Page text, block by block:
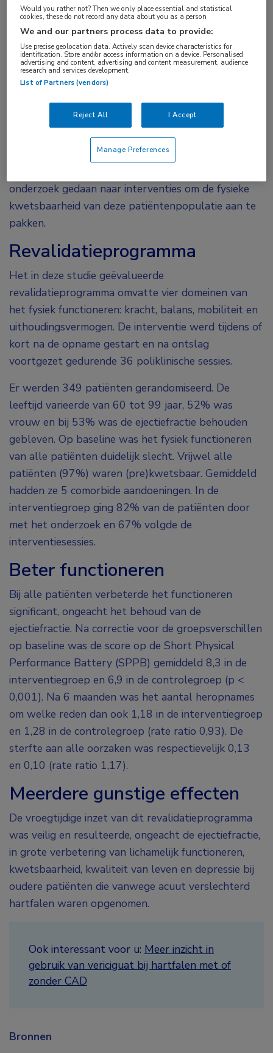
hartfalen waren opgenomen, resulteerde de
vroegtijdige inzet van een tijdelijk, op maat
gemaakt revalidatieprogramma in een grotere
verbetering van het fysiek functioneren dan
gebruikelijke zorg. De resultaten van de REHAB-
Oudere patiënten die vanwege acuut hartfalen
worden opgenomen, zijn erg kwetsbaar, hebben een
slechte kwaliteit van leven, herstellen langzamer en
onderzoek gedaan naar interventies om de fysieke
kwetsbaarheid van deze patiëntenpopulatie aan te
pakken.
Revalidatieprogramma
Het in deze studie geëvalueerde
revalidatieprogramma omvatte vier domeinen van
het fysiek functioneren: kracht, balans, mobiliteit en
uithoudingsvermogen. De interventie werd tijdens of
kort na de opname gestart en na ontslag
voortgezet gedurende 36 poliklinische sessies.
Er werden 349 patiënten gerandomiseerd. De
leeftijd varieerde van 60 tot 99 jaar, 52% was
vrouw en bij 53% was de ejectiefractie behouden
gebleven. Op baseline was het fysiek functioneren
van alle patiënten duidelijk slecht. Vrijwel alle
patiënten (97%) waren (pre)kwetsbaar. Gemiddeld
hadden ze 5 comorbide aandoeningen. In de
interventiegroep ging 82% van de patiënten door
met het onderzoek en 67% volgde de
interventiesessies.
Beter functioneren
Bij alle patiënten verbeterde het functioneren
significant, ongeacht het behoud van de
ejectiefractie. Na correctie voor de groepsverschillen
op baseline was de score op de Short Physical
Performance Battery (SPPB) gemiddeld 8,3 in de
interventiegroep en 6,9 in de controlegroep (p <
0,001). Na 6 maanden was het aantal heropnames
om welke reden dan ook 1,18 in de interventiegroep
en 1,28 in de controlegroep (rate ratio 0,93). De
sterfte aan alle oorzaken was respectievelijk 0,13
en 0,10 (rate ratio 1,17).
Meerdere gunstige effecten
De vroegtijdige inzet van dit revalidatieprogramma
was veilig en resulteerde, ongeacht de ejectiefractie,
in grote verbetering van lichamelijk functioneren,
kwetsbaarheid, kwaliteit van leven en depressie bij
oudere patiënten die vanwege acuut verslechterd
hartfalen waren opgenomen.
Ook interessant voor u: Meer inzicht in
gebruik van vericiguat bij hartfalen met of
zonder CAD
Bronnen
Would you rather not? Then we only place essential and statistical
cookies, these do not record any data about you as a person
We and our partners process data to provide:
Use precise geolocation data. Actively scan device characteristics for
identification. Store and/or access information on a device. Personalised
advertising and content, advertising and content measurement, audience
research and services development.
List of Partners (vendors)
Reject All I Accept
Manage Preferences